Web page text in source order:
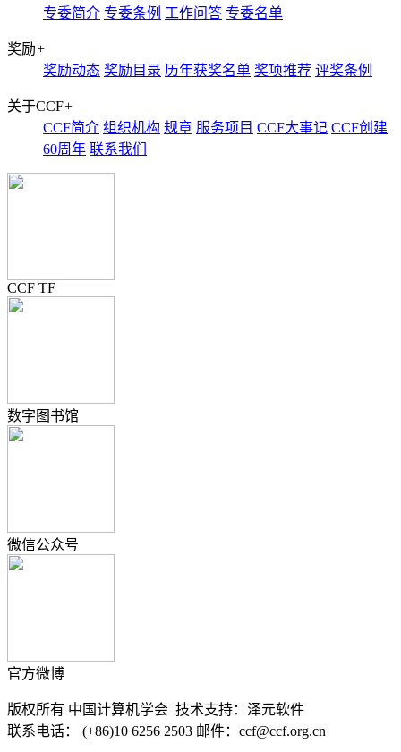
专委简介 专委条例 工作问答 专委名单
奖励+
奖励动态 奖励目录 历年获奖名单 奖项推荐 评奖条例
关于CCF+
CCF简介 组织机构 规章 服务项目 CCF大事记 CCF创建
60周年 联系我们
CCF TF
数字图书馆
微信公众号
官方微博
版权所有 中国计算机学会 技术支持：泽元软件
联系电话： (+86)10 6256 2503 邮件：ccf@ccf.org.cn